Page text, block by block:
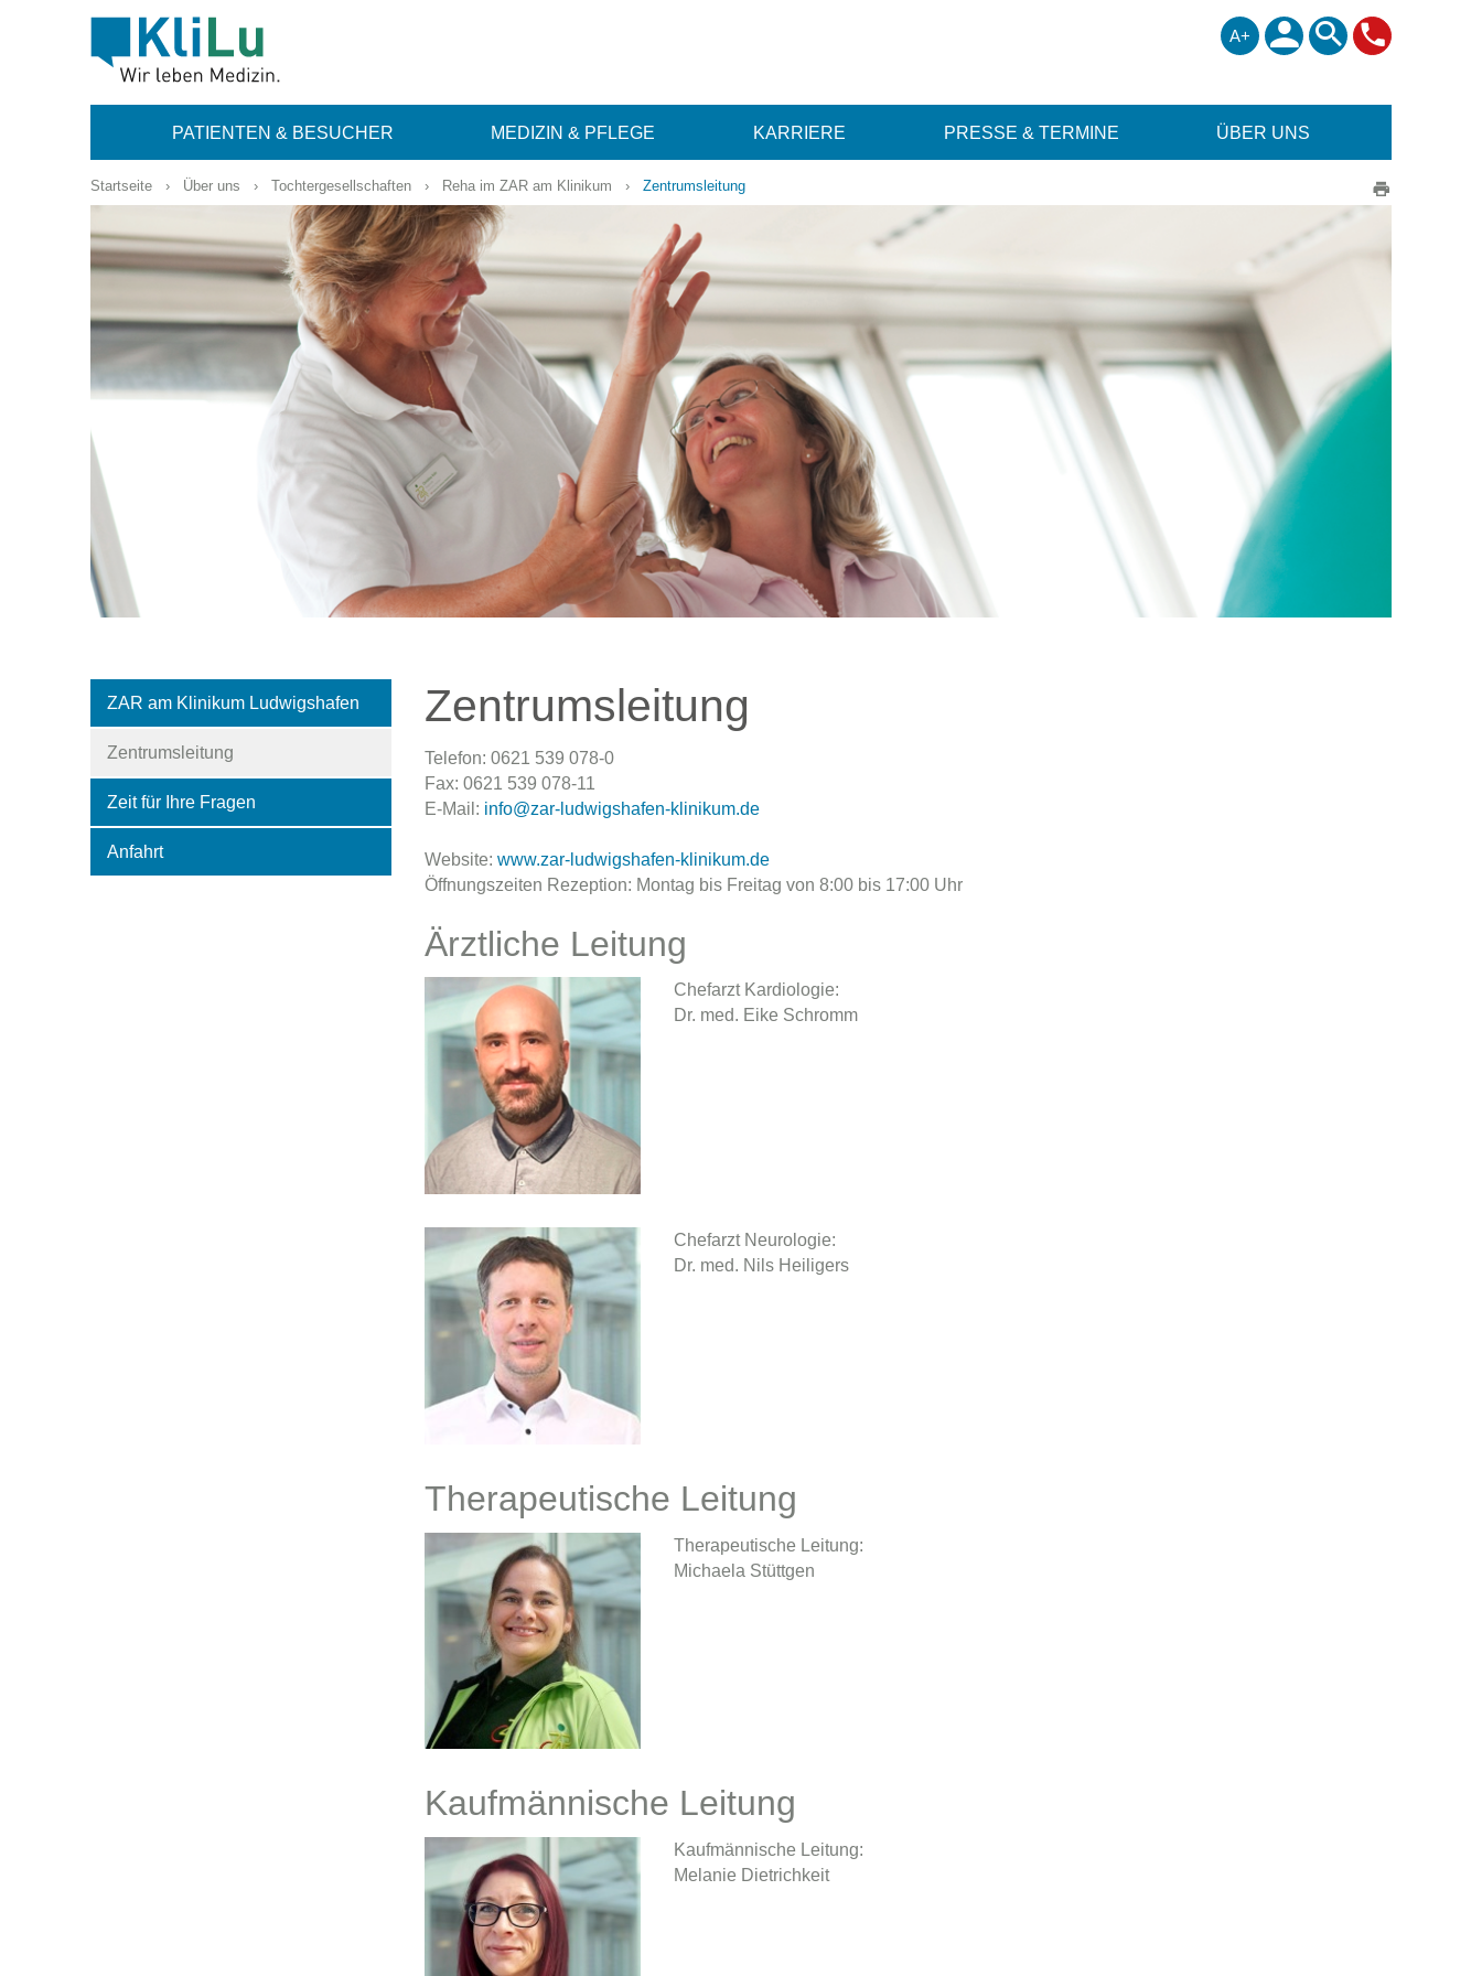
A+
PATIENTEN & BESUCHER MEDIZIN & PFLEGE KARRIERE PRESSE & TERMINE ÜBER UNS
Startseite › Über uns › Tochtergesellschaften › Reha im ZAR am Klinikum › Zentrumsleitung
ZAR am Klinikum Ludwigshafen
Zentrumsleitung
Zeit für Ihre Fragen
Anfahrt
Zentrumsleitung
Telefon: 0621 539 078-0
Fax: 0621 539 078-11
E-Mail: info@zar-ludwigshafen-klinikum.de
Website: www.zar-ludwigshafen-klinikum.de
Öffnungszeiten Rezeption: Montag bis Freitag von 8:00 bis 17:00 Uhr
Ärztliche Leitung
Chefarzt Kardiologie:
Dr. med. Eike Schromm
Chefarzt Neurologie:
Dr. med. Nils Heiligers
Therapeutische Leitung
Therapeutische Leitung:
Michaela Stüttgen
Kaufmännische Leitung
Kaufmännische Leitung:
Melanie Dietrichkeit